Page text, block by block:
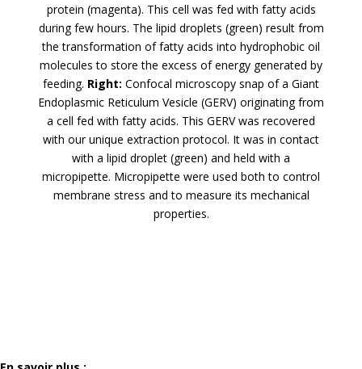
protein (magenta). This cell was fed with fatty acids
during few hours. The lipid droplets (green) result from
the transformation of fatty acids into hydrophobic oil
molecules to store the excess of energy generated by
feeding. Right: Confocal microscopy snap of a Giant
Endoplasmic Reticulum Vesicle (GERV) originating from
a cell fed with fatty acids. This GERV was recovered
with our unique extraction protocol. It was in contact
with a lipid droplet (green) and held with a
micropipette. Micropipette were used both to control
membrane stress and to measure its mechanical
properties.